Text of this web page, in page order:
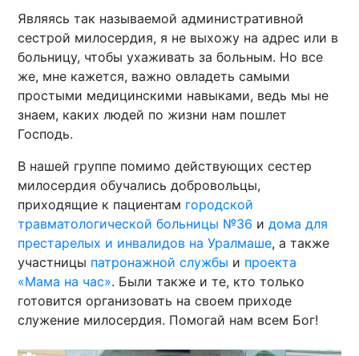
Являясь так называемой административной
сестрой милосердия, я не выхожу на адрес или в
больницу, чтобы ухаживать за больным. Но все
же, мне кажется, важно овладеть самыми
простыми медицинскими навыками, ведь мы не
знаем, каких людей по жизни нам пошлет
Господь.
В нашей группе помимо действующих сестер
милосердия обучались добровольцы,
приходящие к пациентам городской
травматологической больницы №36 идома для
престарелых и инвалидов на Уралмаше, а также
участницы патронажной службы и проекта
«Мама на час». Были также и те, кто только
готовится организовать на своем приходе
служение милосердия. Помогай нам всем Бог!